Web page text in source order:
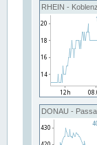
RHEIN - Koblenz
DONAU -